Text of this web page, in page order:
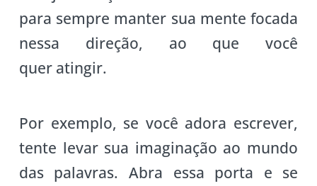
para sempre manter sua mente focada
nessa direção, ao que você
quer atingir.
Por exemplo, se você adora escrever,
tente levar sua imaginação ao mundo
das palavras. Abra essa porta e se